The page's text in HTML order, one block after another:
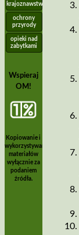
krajoznawstwa
ochrony
przyrody
opieki nad
zabytkami
Wspieraj
OM!
Kopiowanie i
wykorzystywanie
materiałów
wyłącznie za
podaniem
źródła.